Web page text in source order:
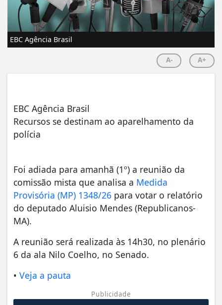
EBC Agência Brasil
A- A+
EBC Agência Brasil
Recursos se destinam ao aparelhamento da
polícia
Foi adiada para amanhã (1º) a reunião da
comissão mista que analisa a Medida
Provisória (MP) 1348/26 para votar o relatório
do deputado Aluisio Mendes (Republicanos-
MA).
A reunião será realizada às 14h30, no plenário
6 da ala Nilo Coelho, no Senado.
• Veja a pauta
Publicidade